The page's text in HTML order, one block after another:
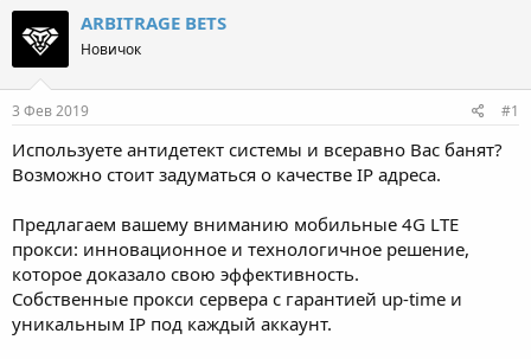
т
е
м
ы
а
л
ARBITRAGE BETS
Новичок
3 Фев 2019 #1
Используете антидетект системы и всеравно Вас банят?
Возможно стоит задуматься о качестве IP адреса.
Предлагаем вашему вниманию мобильные 4G LTE
прокси: инновационное и технологичное решение,
которое доказало свою эффективность.
Собственные прокси сервера с гарантией up-time и
уникальным IP под каждый аккаунт.